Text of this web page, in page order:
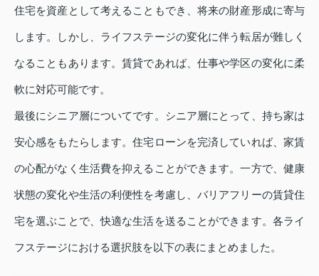
住宅を資産として考えることもでき、将来の財産形成に寄与
します。しかし、ライフステージの変化に伴う転居が難しく
なることもあります。賃貸であれば、仕事や学区の変化に柔
軟に対応可能です。
最後にシニア層についてです。シニア層にとって、持ち家は
安心感をもたらします。住宅ローンを完済していれば、家賃
の心配がなく生活費を抑えることができます。一方で、健康
状態の変化や生活の利便性を考慮し、バリアフリーの賃貸住
宅を選ぶことで、快適な生活を送ることができます。各ライ
フステージにおける選択肢を以下の表にまとめました。